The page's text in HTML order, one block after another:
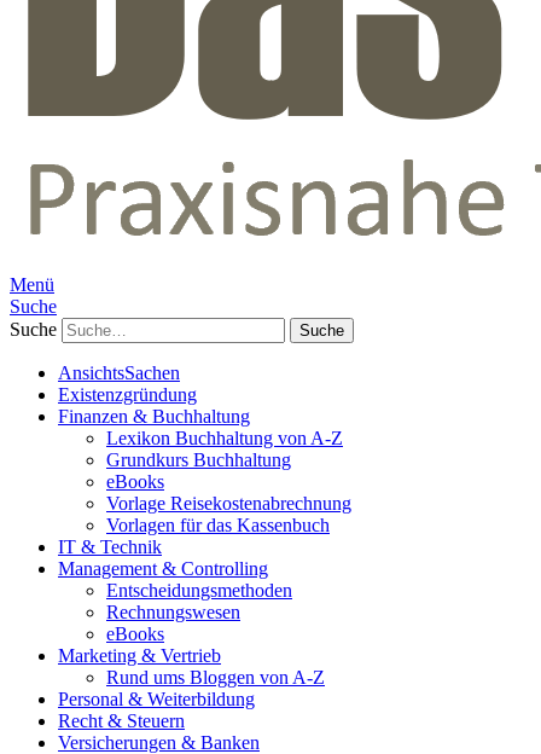
Menü
Suche
Suche
AnsichtsSachen
Existenzgründung
Finanzen & Buchhaltung
Lexikon Buchhaltung von A-Z
Grundkurs Buchhaltung
eBooks
Vorlage Reisekostenabrechnung
Vorlagen für das Kassenbuch
IT & Technik
Management & Controlling
Entscheidungsmethoden
Rechnungswesen
eBooks
Marketing & Vertrieb
Rund ums Bloggen von A-Z
Personal & Weiterbildung
Recht & Steuern
Versicherungen & Banken